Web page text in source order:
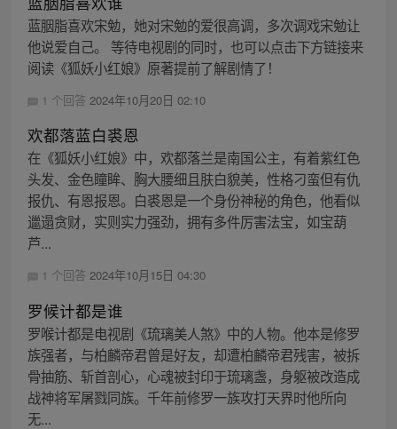
蓝胭脂喜欢宋勉，她对宋勉的爱很高调，多次调戏宋勉让
他说爱自己。 等待电视剧的同时，也可以点击下方链接来
阅读《狐妖小红娘》原著提前了解剧情了！
1 个回答 2024年10月20日 02:10
欢都落蓝白裘恩
在《狐妖小红娘》中，欢都落兰是南国公主，有着紫红色
头发、金色瞳眸、胸大腰细且肤白貌美，性格刁蛮但有仇
报仇、有恩报恩。白裘恩是一个身份神秘的角色，他看似
邋遢贪财，实则实力强劲，拥有多件厉害法宝，如宝葫
芦...
1 个回答 2024年10月15日 04:30
罗候计都是谁
罗喉计都是电视剧《琉璃美人煞》中的人物。他本是修罗
族强者，与柏麟帝君曾是好友，却遭柏麟帝君残害，被拆
骨抽筋、斩首剖心，心魂被封印于琉璃盏，身躯被改造成
战神将军屠戮同族。千年前修罗一族攻打天界时他所向
无...